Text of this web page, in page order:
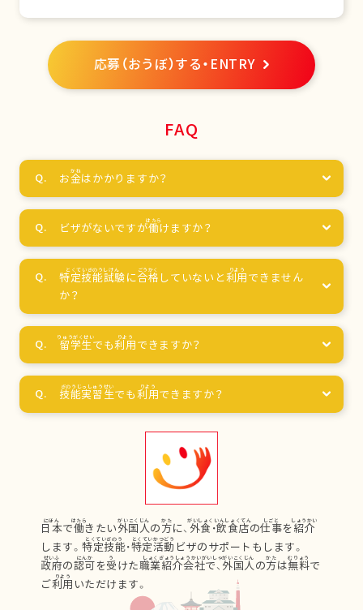
応募（おうぼ）する・ENTRY
FAQ
お金はかかりますか？
ビザがないですが働けますか？
特定技能試験に合格 していないと利用 できません
か？
留学生でも利用 できますか？
技能実習生でも利用できますか？
日本で働きたい外国人の方に、 外食 ・飲食店の仕事を紹介
します。特定技能・特定活動 ビザのサポートもします。
政府の認可を受けた職業紹介会社で、 外国人の方は無料で
ご利用 いただけます。